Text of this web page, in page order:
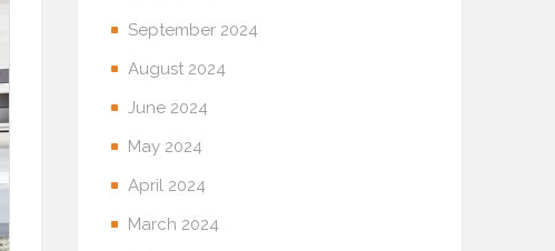
September 2024
August 2024
June 2024
May 2024
April 2024
March 2024